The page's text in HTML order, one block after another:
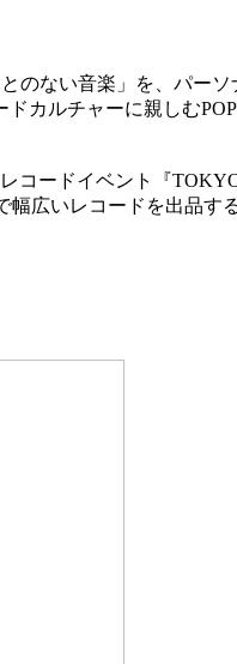
のない音楽」を、パー
ルチャーに親しむPOP
コードイベント『
広いレコードを出品す